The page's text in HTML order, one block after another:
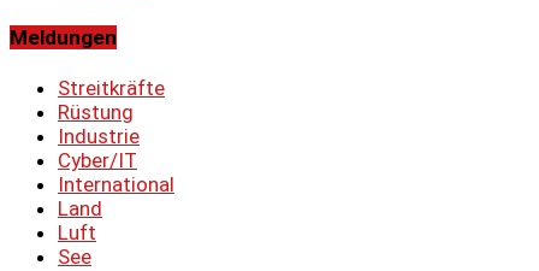
Meldungen
Streitkräfte
Rüstung
Industrie
Cyber/IT
International
Land
Luft
See